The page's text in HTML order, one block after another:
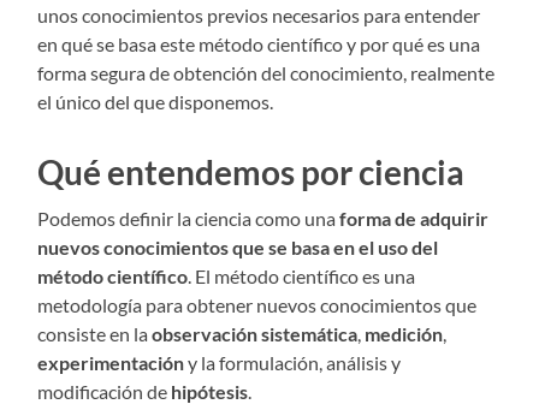
unos conocimientos previos necesarios para entender
en qué se basa este método científico y por qué es una
forma segura de obtención del conocimiento, realmente
el único del que disponemos.
Qué entendemos por ciencia
Podemos definir la ciencia como unaforma de adquirir
nuevos conocimientos que se basa en el uso del
método científico. El método científico es una
metodología para obtener nuevos conocimientos que
consiste en laobservación sistemática, medición,
experimentacióny la formulación, análisis y
modificación de hipótesis.